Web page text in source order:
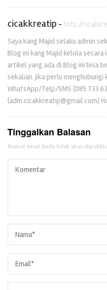
cicakkreatip - http://
Saya kang Majid selaku admin
Blog ini kang Majid kelola secara
artikel yang ada di Blog ini bisa
sekalian. Jika perlu
WhatsApp/Telp/SMS (085 733
(adm.cicakkreatip@gmail.com)
Tinggalkan Balasan
Alamat email Anda tidak akan